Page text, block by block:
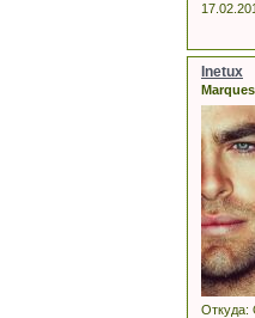
Inetux
Откуда: